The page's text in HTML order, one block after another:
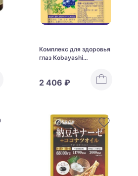
Комплекс для здоровья
глаз Kobayashi
2 406 ₽